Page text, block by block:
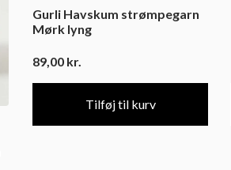
Gurli Havskum strømpegarn
Mørk lyng
89,00 kr.
Tilføj til kurv